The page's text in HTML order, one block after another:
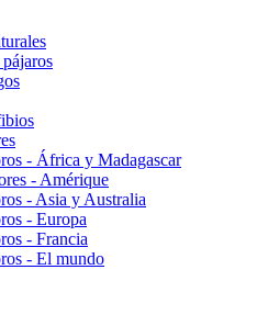
- África y Madagascar
- Amérique
- Asia y Australia
- Europa
- Francia
- El mundo